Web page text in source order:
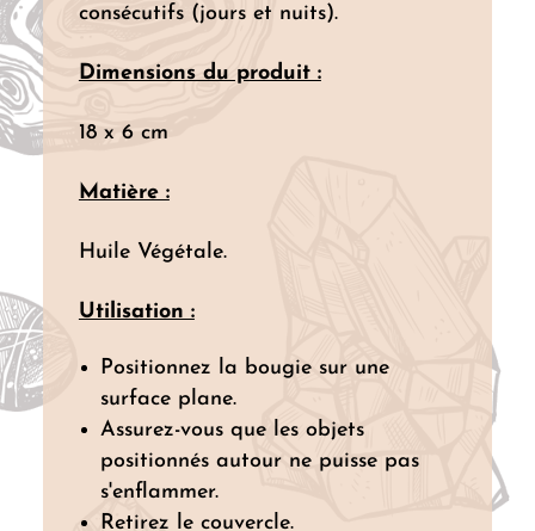
consécutifs (jours et nuits).
Dimensions du produit :
18 x 6 cm
Matière :
Huile Végétale.
Utilisation :
Positionnez la bougie sur une
surface plane.
Assurez-vous que les objets
positionnés autour ne puisse pas
s'enflammer.
Retirez le couvercle.